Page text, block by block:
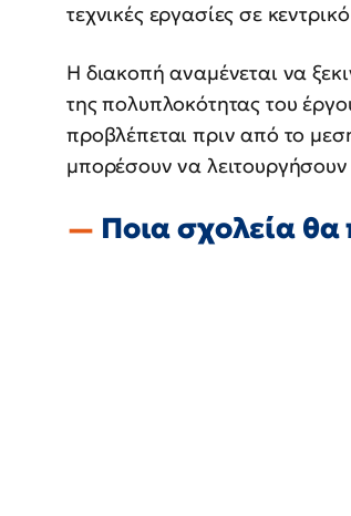
τεχνικές εργασίες σε
Η διακοπή αναμένεται να
της πολυπλοκότητας του
προβλέπεται πριν από το
μπορέσουν να
Ποια σχολεία